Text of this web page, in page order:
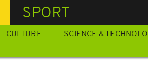
SPORT
CULTURE SCIENCE &